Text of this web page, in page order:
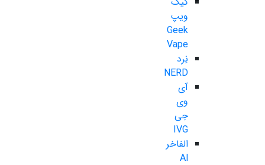
ویپ
Geek
Vape
نِرد
NERD
آی
وی
جی
IVG
الفاخر
Al